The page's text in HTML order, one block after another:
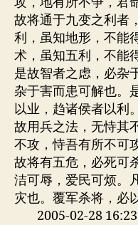
故将通于九变之利者
利，虽知地形，不能
术，虽知五利，不能
是故智者之虑，必杂
杂于害而患可解也。
以业，趋诸侯者以利。
故用兵之法，无恃其
不攻，恃吾有所不可
故将有五危，必死可
洁可辱，爱民可烦。
灾也。覆军杀将，必
2005-02-28